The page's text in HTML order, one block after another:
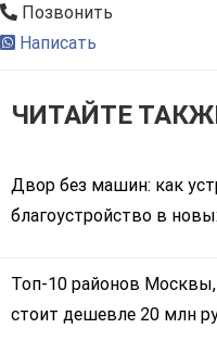
Позвонить
Написать
ЧИТАЙТЕ
Двор без машин: как
благоустройство в
Топ-10 районов Москвы,
стоит дешевле 20 млн